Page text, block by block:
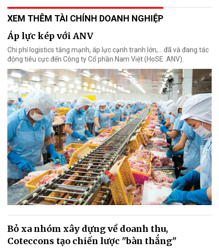
XEM THÊM TÀI CHÍNH DOANH NGHIỆP
Áp lực kép với ANV
Chi phí logistics tăng mạnh, áp lực cạnh tranh lớn,... đã và đang tác
động tiêu cực đến Công ty Cổ phần Nam Việt (HoSE: ANV).
Bỏ xa nhóm xây dựng về doanh thu,
Coteccons tạo chiến lược "bàn thắng"